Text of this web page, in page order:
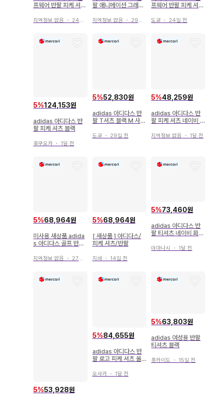
프웨어 반팔 피케 셔츠
지역정보 없음 ・ 24일 전
팔 애니메이션 그래픽
지역정보 없음 ・ 29일 전
프웨어 반팔 피케 셔츠
도쿄 ・ 24일 전
5%124,153원
adidas 아디다스 반
팔 피케 셔츠 블랙
후쿠오카 ・ 1달 전
5%52,830원
adidas 아디다스 반
팔 T셔츠 블랙 M 사이
도쿄 ・ 29일 전
5%48,259원
adidas 아디다스 반
팔 피케 셔츠 네이비 X
지역정보 없음 ・ 1달 전
5%68,964원
미사용 새상품 adida
s 아디다스 골프 반팔
지역정보 없음 ・ 27일 전
5%68,964원
[ 새상품 ] 아디다스/
피케 셔츠/반팔
지바・ 14일 전
5%73,460원
adidas 아디다스 반
팔 티셔츠 네이비 화이
야마나시 ・ 1달 전
5%53,928원
5%84,655원
adidas 아디다스 반
팔 로고 피케 셔츠 올
오사카・ 1달 전
5%63,803원
adidas 여성용 반팔
티셔츠 블랙
홋카이도 ・ 15일 전